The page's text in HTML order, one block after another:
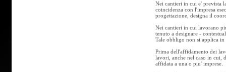
Nei cantieri in cui e' prevista
coincidenza con l'impresa
progettazione, designa il
Nei cantieri in cui lavorano
tenuto a designare -
Tale obbligo non si applica
Prima dell'affidamento dei
lavori, anche nel caso in cui,
affidata a una o piu' imprese.